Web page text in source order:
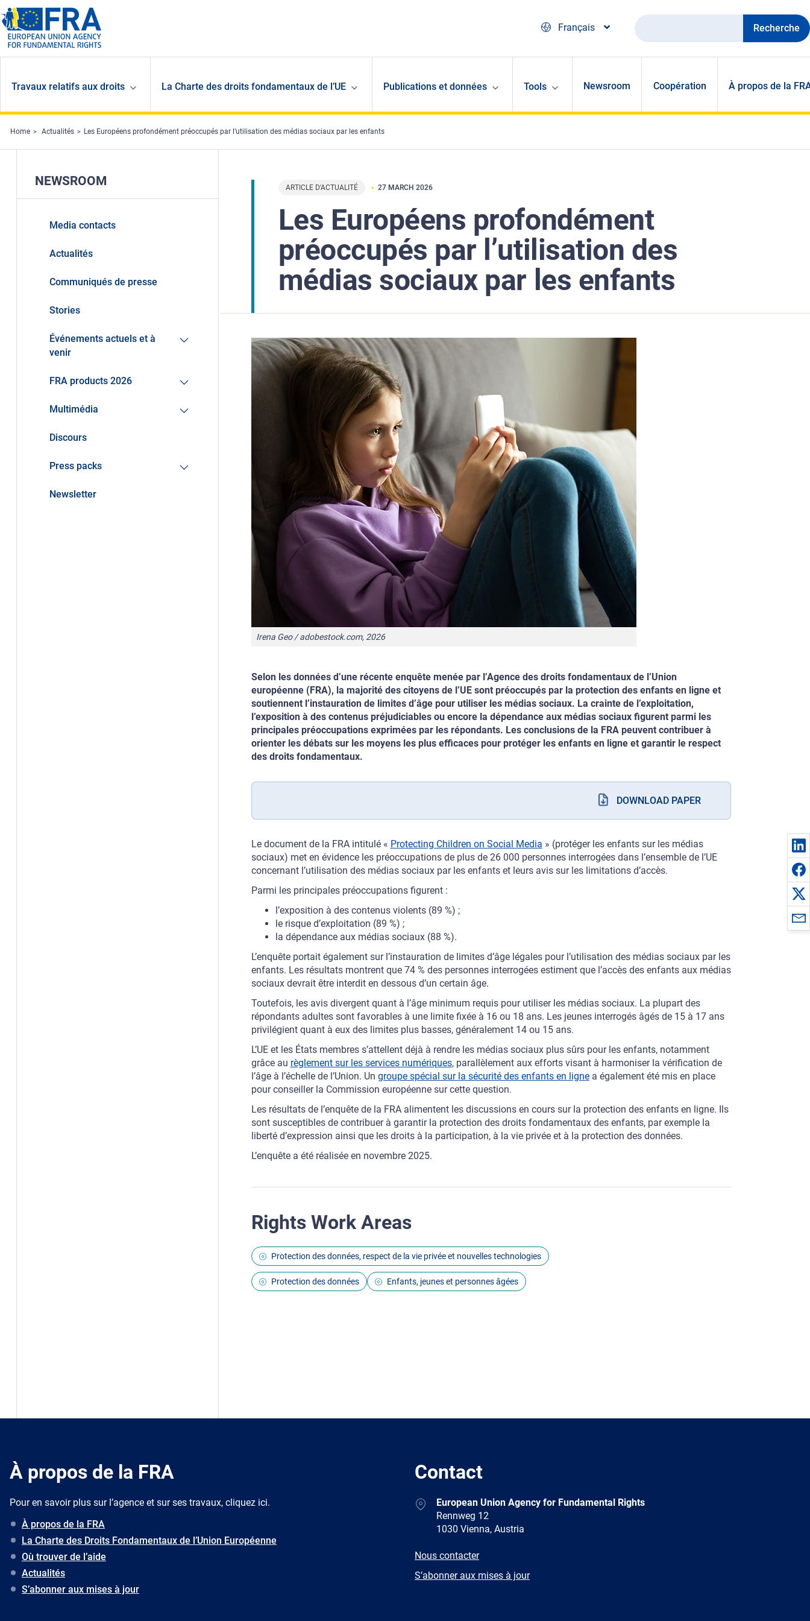
Skip to main content
Français
Recherche
Travaux relatifs aux droits La Charte des droits fondamentaux de l’UE Publications et données Tools Newsroom Coopération À propos de la
Home Actualités Les Européens profondément préoccupés par l’utilisation des médias sociaux par les enfants
ARTICLE D'ACTUALITÉ 27 MARCH 2026
Les Européens profondément
préoccupés par l’utilisation des
médias sociaux par les enfants
Irena Geo / adobestock.com, 2026
Selon les données d’une récente enquête menée par l’Agence des droits fondamentaux de l’Union
européenne (FRA), la majorité des citoyens de l’UE sont préoccupés par la protection des enfants en ligne et
soutiennent l’instauration de limites d’âge pour utiliser les médias sociaux. La crainte de l’exploitation,
l’exposition à des contenus préjudiciables ou encore la dépendance aux médias sociaux figurent parmi les
principales préoccupations exprimées par les répondants. Les conclusions de la FRA peuvent contribuer à
orienter les débats sur les moyens les plus efficaces pour protéger les enfants en ligne et garantir le respect
des droits fondamentaux.
DOWNLOAD PAPER
Le document de la FRA intitulé « Protecting Children on Social Media » (protéger les enfants sur les médias
sociaux) met en évidence les préoccupations de plus de 26 000 personnes interrogées dans l’ensemble de l’UE
concernant l’utilisation des médias sociaux par les enfants et leurs avis sur les limitations d’accès.
Parmi les principales préoccupations figurent :
l’exposition à des contenus violents (89 %) ;
le risque d’exploitation (89 %) ;
la dépendance aux médias sociaux (88 %).
L’enquête portait également sur l’instauration de limites d’âge légales pour l’utilisation des médias sociaux par les
enfants. Les résultats montrent que 74 % des personnes interrogées estiment que l’accès des enfants aux médias
sociaux devrait être interdit en dessous d’un certain âge.
Toutefois, les avis divergent quant à l’âge minimum requis pour utiliser les médias sociaux. La plupart des
répondants adultes sont favorables à une limite fixée à 16 ou 18 ans. Les jeunes interrogés âgés de 15 à 17 ans
privilégient quant à eux des limites plus basses, généralement 14 ou 15 ans.
L’UE et les États membres s’attellent déjà à rendre les médias sociaux plus sûrs pour les enfants, notamment
grâce au règlement sur les services numériques, parallèlement aux efforts visant à harmoniser la vérification de
l’âge à l’échelle de l’Union. Un groupe spécial sur la sécurité des enfants en lignea également été mis en place
pour conseiller la Commission européenne sur cette question.
Les résultats de l’enquête de la FRA alimentent les discussions en cours sur la protection des enfants en ligne. Ils
sont susceptibles de contribuer à garantir la protection des droits fondamentaux des enfants, par exemple la
liberté d’expression ainsi que les droits à la participation, à la vie privée et à la protection des données.
L’enquête a été réalisée en novembre 2025.
Rights Work Areas
Protection des données, respect de la vie privée et nouvelles technologies
Protection des données Enfants, jeunes et personnes âgées
NEWSROOM
Media contacts
Actualités
Communiqués de presse
Stories
Événements actuels et à
venir
FRA products 2026
Multimédia
Discours
Press packs
Newsletter
À propos de la FRA
Pour en savoir plus sur l’agence et sur ses travaux, cliquez ici.
À propos de la FRA
La Charte des Droits Fondamentaux de l’Union Européenne
Où trouver de l’aide
Actualités
S’abonner aux mises à jour
Contact
AddressEuropean Union Agency for Fundamental Rights
Rennweg 12
1030 Vienna, Austria
E-
Nous contacter
Newsletter
S’abonner aux mises à jour